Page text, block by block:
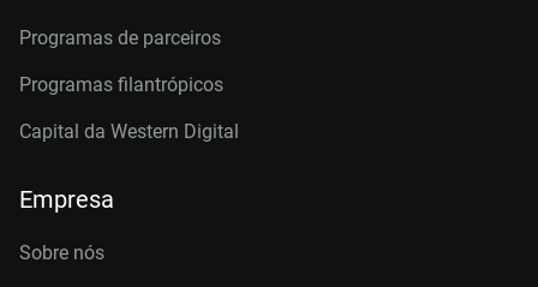
Programas de parceiros
Programas filantrópicos
Capital da Western Digital
Empresa
Sobre nós